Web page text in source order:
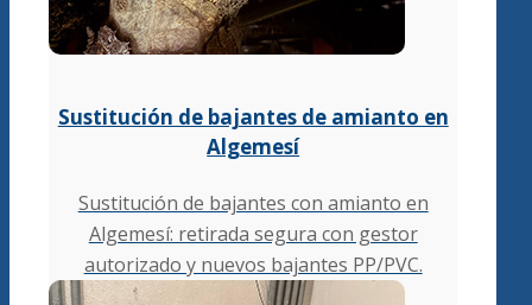
Sustitución de bajantes de amianto en
Algemesí
Sustitución de bajantes con amianto en
Algemesí: retirada segura con gestor
autorizado y nuevos bajantes PP/PVC.